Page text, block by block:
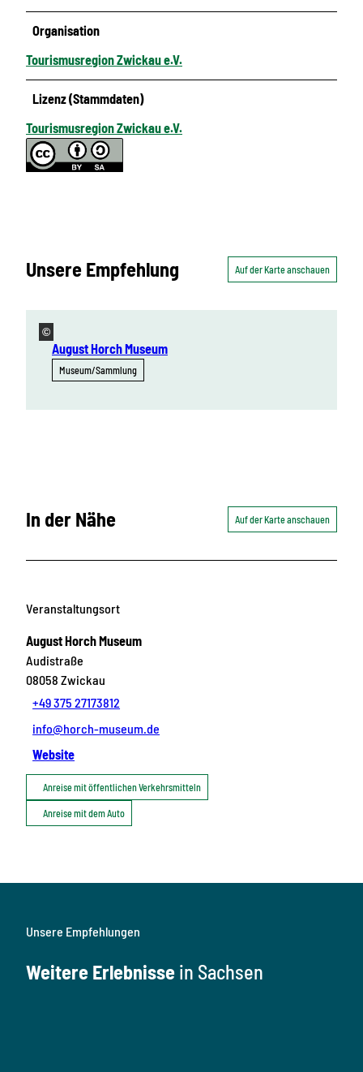
Organisation
Tourismusregion Zwickau e.V.
Lizenz (Stammdaten)
Tourismusregion Zwickau e.V.
Unsere Empfehlung Auf der Karte anschauen
©
August Horch Museum
Museum/Sammlung
In der Nähe Auf der Karte anschauen
Veranstaltungsort
August Horch Museum
Audistraße
08058 Zwickau
+49 375 27173812
info@horch-museum.de
Website
Anreise mit öffentlichen Verkehrsmitteln
Anreise mit dem Auto
Unsere Empfehlungen
Weitere Erlebnisse in Sachsen